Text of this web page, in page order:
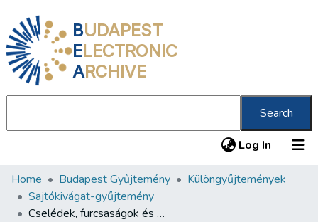
BUDAPEST
ELECTRONIC
ARCHIVE
Search
Log In (current)
Communities & Collections
All of DSpace
Home Budapest Gyűjtemény
Különgyűjtemények
Sajtókivágat-gyűjtemény
Cselédek, furcsaságok és pesti asszonyok